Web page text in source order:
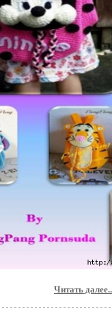
Читать